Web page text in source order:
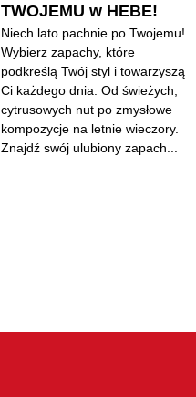
TWOJEMU w HEBE!
Niech lato pachnie po Twojemu!
Wybierz zapachy, które
podkreślą Twój styl i towarzyszą
Ci każdego dnia. Od świeżych,
cytrusowych nut po zmysłowe
kompozycje na letnie wieczory.
Znajdź swój ulubiony zapach...